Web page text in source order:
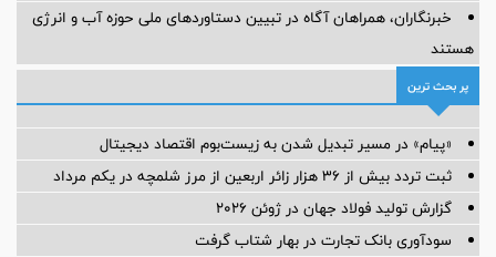
خبرنگاران، همراهان آگاه در تبیین دستاوردهای ملی حوزه آب و انرژی
هستند
پر بحث ترین
«پیام» در مسیر تبدیل شدن به زیست‌بوم اقتصاد دیجیتال
ثبت تردد بیش از ۳۶ هزار زائر اربعین از مرز شلمچه در یکم مرداد
گزارش تولید فولاد جهان در ژوئن ۲۰۲۶
سودآوری بانک تجارت در بهار شتاب گرفت